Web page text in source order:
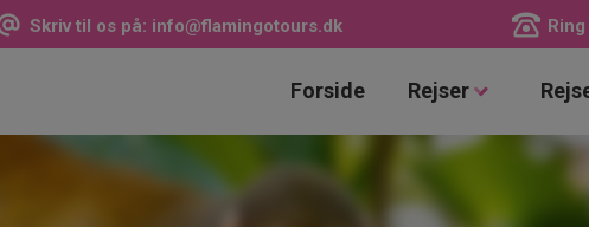
Skriv til os på: info@flamingotours.dk
Forside Rejser